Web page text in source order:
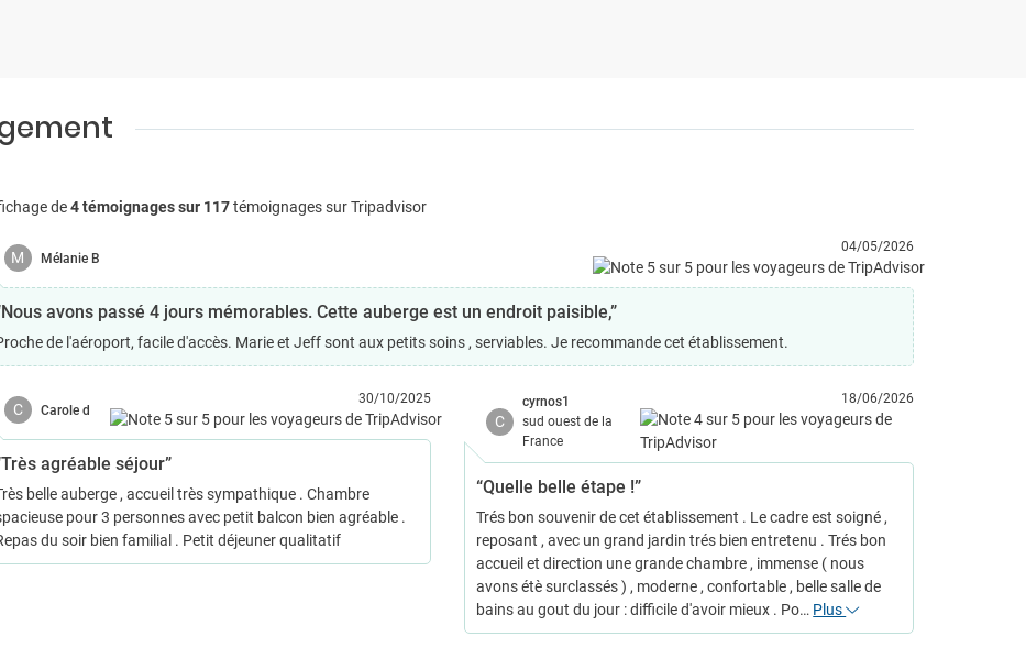
de4 témoignages sur 117témoignages sur Tripadvisor
M Mélanie B
04/05/2026
avons passé 4 jours mémorables. Cette auberge est un endroit paisible,”
de l'aéroport, facile d'accès. Marie et Jeff sont aux petits soins , serviables. Je recommande cet établissement.
C Carole d
30/10/2025
agréable séjour”
belle auberge , accueil très sympathique . Chambre
pour 3 personnes avec petit balcon bien agréable .
du soir bien familial . Petit déjeuner qualitatif
C
cyrnos1
sud ouest de la
France
18/06/2026
“Quelle belle étape !”
Trés bon souvenir de cet établissement . Le cadre est soigné ,
reposant , avec un grand jardin trés bien entretenu . Trés bon
accueil et direction une grande chambre , immense ( nous
avons étè surclassés ) , moderne , confortable , belle salle de
bains au gout du jour : difficile d'avoir mieux . Po… Plus